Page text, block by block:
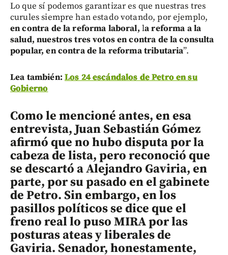
Lo que sí podemos garantizar es que nuestras tres
curules siempre han estado votando, por ejemplo,
en contra de la reforma laboral, la reforma a la
salud, nuestros tres votos en contra de la consulta
popular, en contra de la reforma tributaria”.
Lea también: Los 24 escándalos de Petro en su
Gobierno
Como le mencioné antes, en esa
entrevista, Juan Sebastián Gómez
afirmó que no hubo disputa por la
cabeza de lista, pero reconoció que
se descartó a Alejandro Gaviria, en
parte, por su pasado en el gabinete
de Petro. Sin embargo, en los
pasillos políticos se dice que el
freno real lo puso MIRA por las
posturas ateas y liberales de
Gaviria. Senador, honestamente,